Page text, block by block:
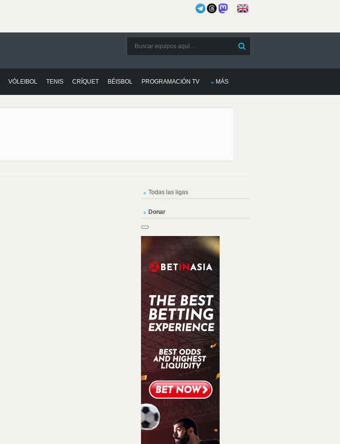
VÓLEIBOL TENIS CRÍQUET BÉISBOL PROGRAMACIÓN TV MÁS
Todas las ligas
Donar